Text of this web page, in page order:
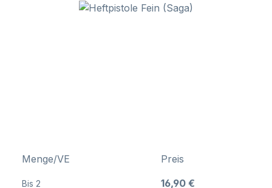
Bildergalerie überspringen
Menge/VE Preis
Bis 2 16,90 €